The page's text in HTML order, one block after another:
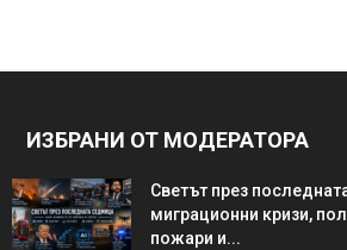
ИЗБРАНИ ОТ МОДЕРАТОРА
Светът през
миграционни кризи,
пожари и...